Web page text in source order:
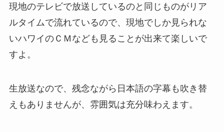
現地のテレビで放送しているのと同じものがリア
ルタイムで流れているので、現地でしか見られな
いハワイのＣＭなども見ることが出来て楽しいで
すよ。
生放送なので、残念ながら日本語の字幕も吹き替
えもありませんが、雰囲気は充分味わえます。